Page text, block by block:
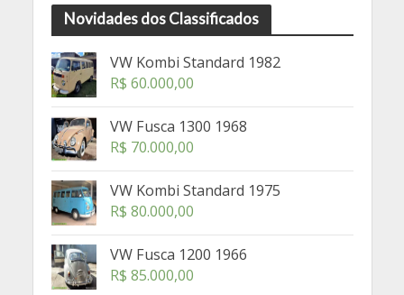
Novidades dos Classificados
VW Kombi Standard 1982
R$ 60.000,00
VW Fusca 1300 1968
R$ 70.000,00
VW Kombi Standard 1975
R$ 80.000,00
VW Fusca 1200 1966
R$ 85.000,00